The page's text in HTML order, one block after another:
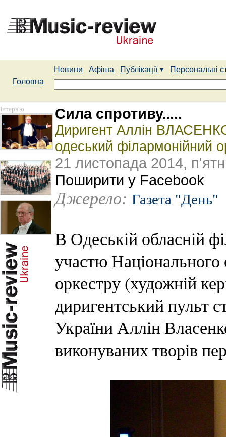
Новини Афіша Публікації
Персональні
Головна
Інтерв'ю Сила спротиву.....
Диригент Аллін
одеський філармонійний
21 листопада 2014,
Поширити у Facebook
Джерело: Газета "День"
В Одеській обласній
участю Національного
оркестру (художній
диригентський пульт
України Аллін
виконуваних творів